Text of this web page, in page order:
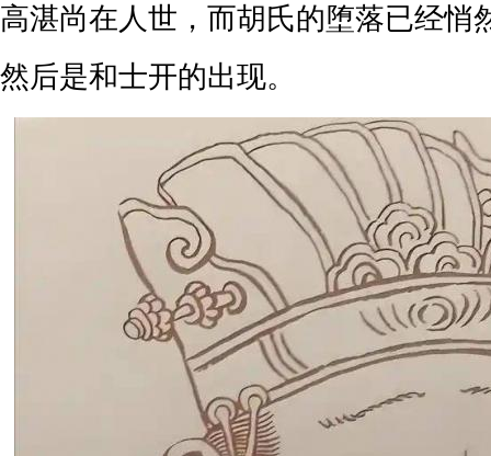
高湛尚在人世，而胡氏的堕落已经悄
然后是和士开的出现。